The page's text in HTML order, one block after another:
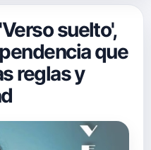
suelto',
que
reglas y